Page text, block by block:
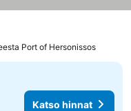
Port of Hersonissos
Katso hinnat